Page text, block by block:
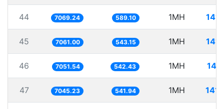
44 7069.24 589.10 1MH
45 7061.00 543.15 1MH
46 7051.54 542.43 1MH
47 7045.23 541.94 1MH